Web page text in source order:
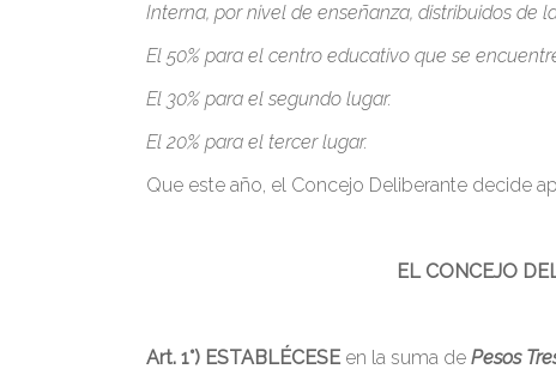
Interna, por nivel de enseñanza, distribuidos de
El 50% para el centro educativo que se
El 30% para el segundo lugar.
El 20% para el tercer lugar.
Que este año, el Concejo Deliberante decide
EL CONCEJO
Art. 1°) ESTABLÉCESE en la suma de Pesos